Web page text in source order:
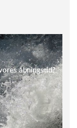
åbningstid?